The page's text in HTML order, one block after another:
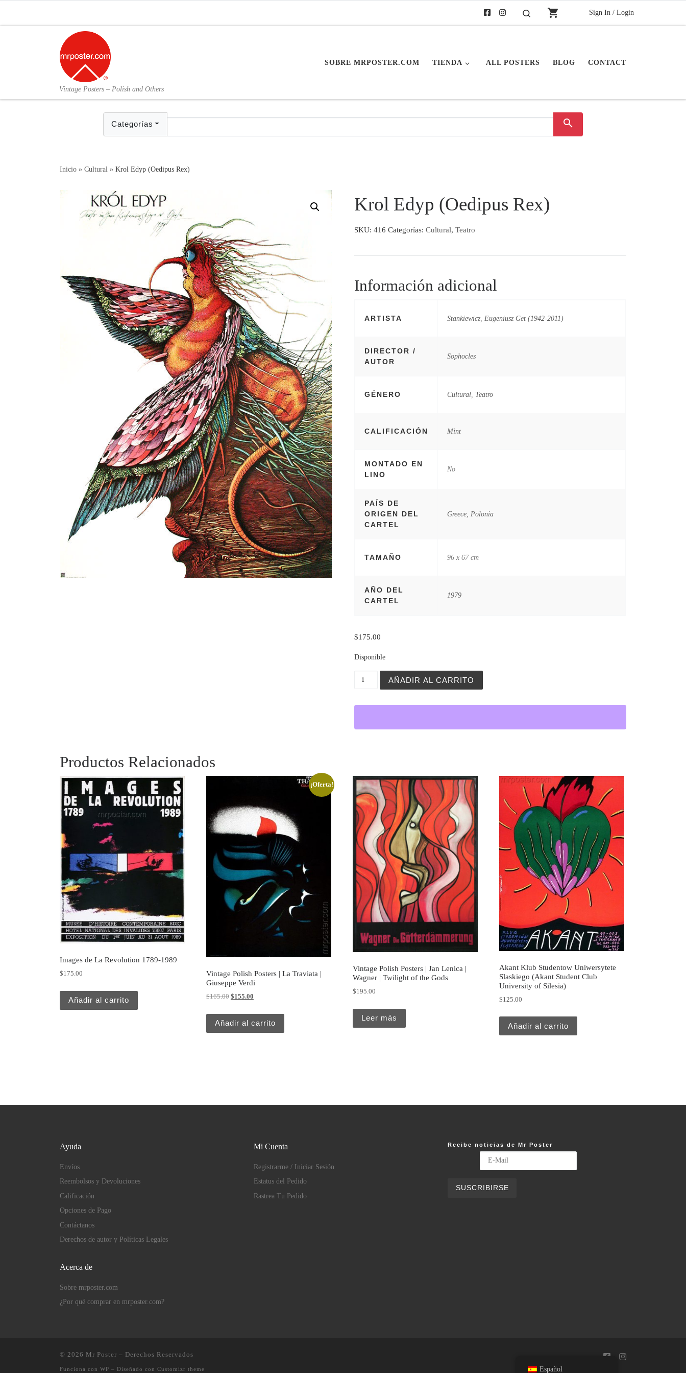
Buscarshopping_cart Sign In / Login
Vintage Posters – Polish and Others
SOBRE MRPOSTER.COM TIENDA ALL POSTERS BLOG CONTACT
Categorías search
Inicio » Cultural » Krol Edyp (Oedipus Rex)
Krol Edyp (Oedipus Rex)
SKU:416 Categorías:Cultural,Teatro
Información adicional
ARTISTA Stankiewicz, Eugeniusz Get (1942-2011)
DIRECTOR /
AUTOR
Sophocles
GÉNERO Cultural Teatro
CALIFICACIÓN Mint
MONTADO EN
LINO
No
PAÍS DE
ORIGEN DEL
CARTEL
Greece Polonia
TAMAÑO 96 x 67 cm
AÑO DEL
CARTEL
1979
$175.00
Disponible
Krol Edyp (Oedipus Rex) cantidad
AÑADIR AL CARRITO
Productos Relacionados
Images de La Revolution 1789-1989
$175.00
Añadir al carrito
¡Oferta!
Vintage Polish Posters | La Traviata |
Giuseppe Verdi
$165.00 Original price was: $165.00.
$155.00Current price is: $155.00.
Añadir al carrito
Vintage Polish Posters | Jan Lenica |
Wagner | Twilight of the Gods
$195.00
Leer más
Akant Klub Studentow Uniwersytete
Slaskiego (Akant Student Club
University of Silesia)
$125.00
Añadir al carrito
Ayuda
Envíos
Reembolsos y Devoluciones
Calificación
Opciones de Pago
Contáctanos
Derechos de autor y Políticas Legales
Acerca de
Sobre mrposter.com
¿Por qué comprar en mrposter.com?
Mi Cuenta
Registrarme / Iniciar Sesión
Estatus del Pedido
Rastrea Tu Pedido
Recibe noticias de Mr Poster
© 2026 Mr Poster – Derechos Reservados
Funciona con WP – Diseñado con Customizr theme Español